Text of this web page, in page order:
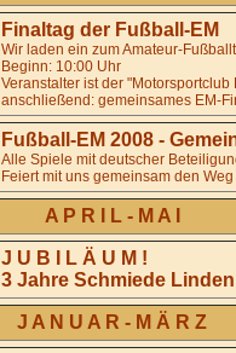
Finaltag der Fußball-EM
Wir laden ein zum Amateur-
Beginn: 10:00 Uhr
Veranstalter ist der "Motorsportclub
anschließend: gemeinsames EM-
Fußball-EM 2008 -
Alle Spiele mit deutscher
Feiert mit uns gemeinsam den
A P R I L - M A I
J U B I L Ä U M !
3 Jahre Schmiede
J A N U A R - M Ä R Z